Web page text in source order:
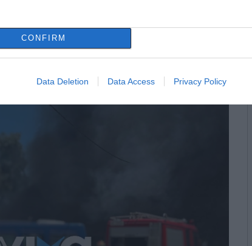
CONFIRM
Data Deletion Data Access Privacy Policy